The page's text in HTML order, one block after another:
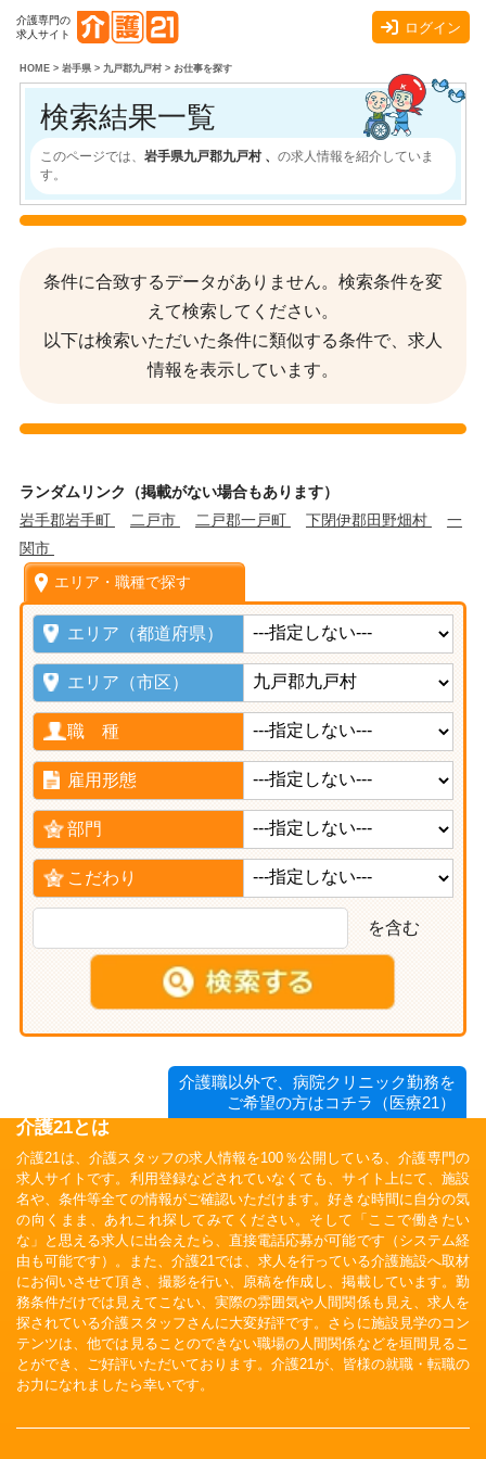
介護専門の
求人サイト
ログイン
HOME> 岩手県> 九戸郡九戸村> お仕事を探す
検索結果一覧
このページでは、 岩手県九戸郡九戸村 、 の求人情報を紹介していま
す。
条件に合致するデータがありません。検索条件を変
えて検索してください。
以下は検索いただいた条件に類似する条件で、求人
情報を表示しています。
ランダムリンク（掲載がない場合もあります）
岩手郡岩手町
二戸市 二戸郡一戸町 下閉伊郡田野畑村
一
関市
エリア・職種で探す
エリア（都道府県）
エリア（市区）
職 種
雇用形態
部門
こだわり
を含む
介護職以外で、病院クリニック勤務を
ご希望の方はコチラ（医療21）
介護21とは
介護21は、介護スタッフの求人情報を100％公開している、介護専門の
求人サイトです。利用登録などされていなくても、サイト上にて、施設
名や、条件等全ての情報がご確認いただけます。好きな時間に自分の気
の向くまま、あれこれ探してみてください。そして「ここで働きたい
な」と思える求人に出会えたら、直接電話応募が可能です（システム経
由も可能です）。また、介護21では、求人を行っている介護施設へ取材
にお伺いさせて頂き、撮影を行い、原稿を作成し、掲載しています。勤
務条件だけでは見えてこない、実際の雰囲気や人間関係も見え、求人を
探されている介護スタッフさんに大変好評です。さらに施設見学のコン
テンツは、他では見ることのできない職場の人間関係などを垣間見るこ
とができ、ご好評いただいております。介護21が、皆様の就職・転職の
お力になれましたら幸いです。